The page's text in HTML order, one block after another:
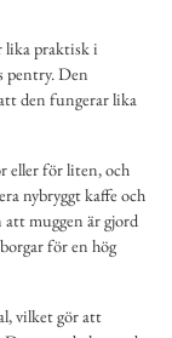
lika praktisk i
pentry. Den
den fungerar lika
eller för liten, och
nybryggt kaffe och
muggen är gjord
för en hög
vilket gör att